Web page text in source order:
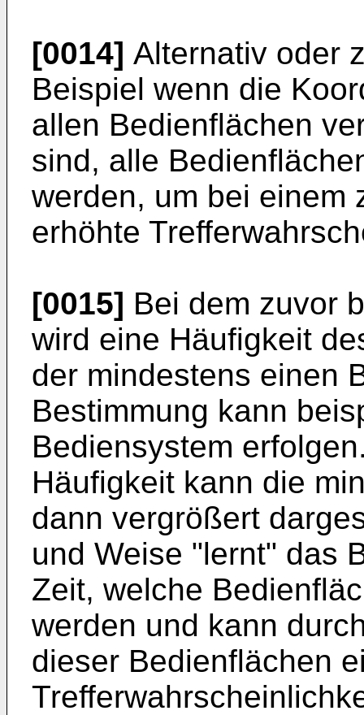
[0014] Alternativ oder
Beispiel wenn die
allen Bedienflächen
sind, alle
werden, um bei einem
erhöhte
[0015] Bei dem zuvor
wird eine Häufigkeit
der mindestens einen
Bestimmung kann
Bediensystem
Häufigkeit kann die
dann vergrößert
und Weise "lernt" das
Zeit, welche
werden und kann
dieser Bedienflächen